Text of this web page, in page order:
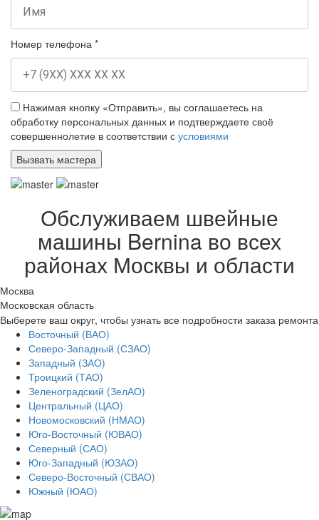
Номер телефона *
Нажимая кнопку «Отправить», вы соглашаетесь на
обработку персональных данных и подтверждаете своё
совершеннолетие в соответствии с условиями
Обслуживаем швейные
машины Bernina во всех
районах Москвы и области
Москва
Московская область
Выберете ваш округ, чтобы узнать все подробности заказа ремонта
Восточный (ВАО)
Северо-Западный (СЗАО)
Западный (ЗАО)
Троицкий (ТАО)
Зеленоградский (ЗелАО)
Центральный (ЦАО)
Новомосковский (НМАО)
Юго-Восточный (ЮВАО)
Северный (САО)
Юго-Западный (ЮЗАО)
Северо-Восточный (СВАО)
Южный (ЮАО)